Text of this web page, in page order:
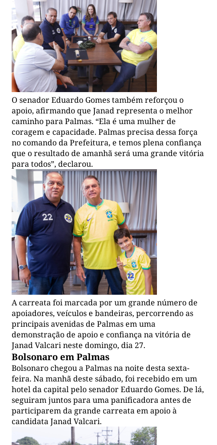
O senador Eduardo Gomes também reforçou o
apoio, afirmando que Janad representa o melhor
caminho para Palmas. “Ela é uma mulher de
coragem e capacidade. Palmas precisa dessa força
no comando da Prefeitura, e temos plena confiança
que o resultado de amanhã será uma grande vitória
para todos”, declarou.
A carreata foi marcada por um grande número de
apoiadores, veículos e bandeiras, percorrendo as
principais avenidas de Palmas em uma
demonstração de apoio e confiança na vitória de
Janad Valcari neste domingo, dia 27.
Bolsonaro em Palmas
Bolsonaro chegou a Palmas na noite desta sexta-
feira. Na manhã deste sábado, foi recebido em um
hotel da capital pelo senador Eduardo Gomes. De lá,
seguiram juntos para uma panificadora antes de
participarem da grande carreata em apoio à
candidata Janad Valcari.